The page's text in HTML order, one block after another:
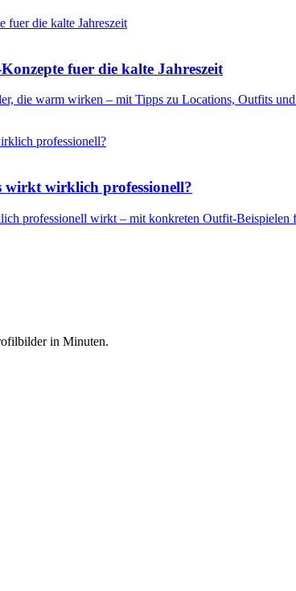
fuer die kalte Jahreszeit
die warm wirken – mit Tipps zu Locations, Outfits
wirkt wirklich professionell?
professionell wirkt – mit konkreten Outfit-Beispielen
in Minuten.